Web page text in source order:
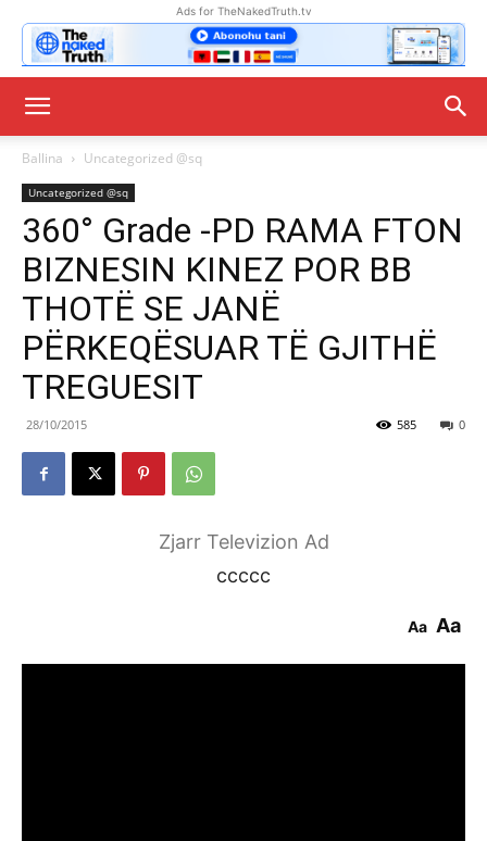
Ads for TheNakedTruth.tv
Ballina Uncategorized @sq
Uncategorized @sq
360° Grade -PD RAMA FTON
BIZNESIN KINEZ POR BB
THOTË SE JANË
PËRKEQËSUAR TË GJITHË
TREGUESIT
28/10/2015 0
585
Zjarr Televizion Ad
ccccc
Aa Aa